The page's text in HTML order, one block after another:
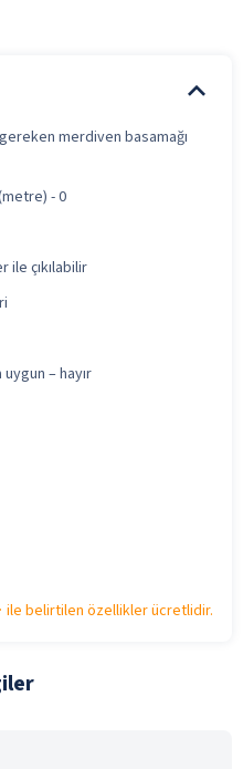
merdiven basamağı
- 0
ile çıkılabilir
– hayır
ile belirtilen özellikler ücretlidir.